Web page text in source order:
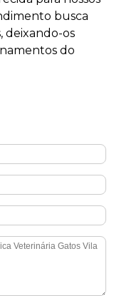
busca
deixando-os
do